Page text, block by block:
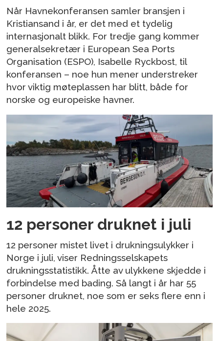
Når Havnekonferansen samler bransjen i
Kristiansand i år, er det med et tydelig
internasjonalt blikk. For tredje gang kommer
generalsekretær i European Sea Ports
Organisation (ESPO), Isabelle Ryckbost, til
konferansen – noe hun mener understreker
hvor viktig møteplassen har blitt, både for
norske og europeiske havner.
12 personer druknet i juli
12 personer mistet livet i drukningsulykker i
Norge i juli, viser Redningsselskapets
drukningsstatistikk. Åtte av ulykkene skjedde i
forbindelse med bading. Så langt i år har 55
personer druknet, noe som er seks flere enn i
hele 2025.